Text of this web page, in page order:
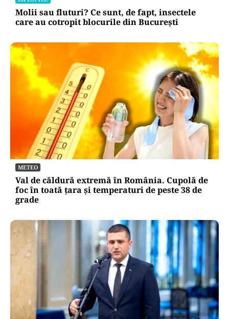
Molii sau fluturi? Ce sunt, de fapt, insectele
care au cotropit blocurile din București
METEO
Val de căldură extremă în România. Cupolă de
foc în toată țara și temperaturi de peste 38 de
grade